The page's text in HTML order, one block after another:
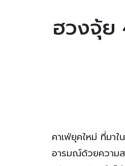
ฮวงจุ้ย
คาเฟ่ยุคใหม่ ที่มา
อารมณ์ด้วยความ